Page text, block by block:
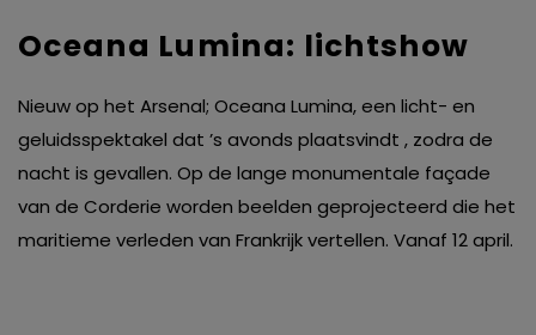
Oceana Lumina: lichtshow
Nieuw op het Arsenal; Oceana Lumina, een licht- en
geluidsspektakel dat ’s avonds plaatsvindt , zodra de
nacht is gevallen. Op de lange monumentale façade
van de Corderie worden beelden geprojecteerd die het
maritieme verleden van Frankrijk vertellen. Vanaf 12 april.